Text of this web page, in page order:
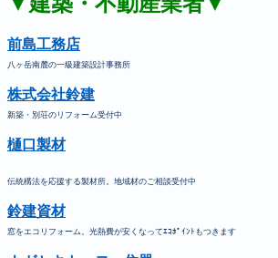
前島工務店
八ヶ岳南麓の一級建築設計事務所
株式会社鈴建
新築・別荘のリフォーム受付中
樋口製材
伝統構法を応援する製材所。地域材のご相談受付中
鈴建資材
窓をエコリフォーム。光熱費が安くなってｴｺﾎﾟｲﾝﾄもつきます